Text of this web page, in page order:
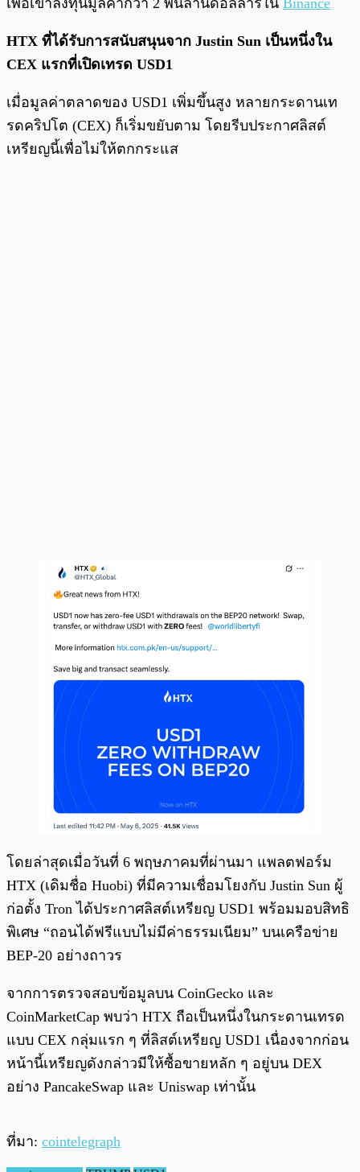
เพื่อเข้าลงทุนมูลค่ากว่า 2 พันล้านดอลลาร์ใน Binance
HTX ที่ได้รับการสนับสนุนจาก Justin Sun เป็นหนึ่งใน
CEX แรกที่เปิดเทรด USD1
เมื่อมูลค่าตลาดของ USD1 เพิ่มขึ้นสูง หลายกระดานเท
รดคริปโต (CEX) ก็เริ่มขยับตาม โดยรีบประกาศลิสต์
เหรียญนี้เพื่อไม่ให้ตกกระแส
โดยล่าสุดเมื่อวันที่ 6 พฤษภาคมที่ผ่านมา แพลตฟอร์ม
HTX (เดิมชื่อ Huobi) ที่มีความเชื่อมโยงกับ Justin Sun ผู้
ก่อตั้ง Tron ได้ประกาศลิสต์เหรียญ USD1 พร้อมมอบสิทธิ
พิเศษ “ถอนได้ฟรีแบบไม่มีค่าธรรมเนียม” บนเครือข่าย
BEP-20 อย่างถาวร
จากการตรวจสอบข้อมูลบน CoinGecko และ
CoinMarketCap พบว่า HTX ถือเป็นหนึ่งในกระดานเทรด
แบบ CEX กลุ่มแรก ๆ ที่ลิสต์เหรียญ USD1 เนื่องจากก่อน
หน้านี้เหรียญดังกล่าวมีให้ซื้อขายหลัก ๆ อยู่บน DEX
อย่าง PancakeSwap และ Uniswap เท่านั้น
ที่มา: cointelegraph